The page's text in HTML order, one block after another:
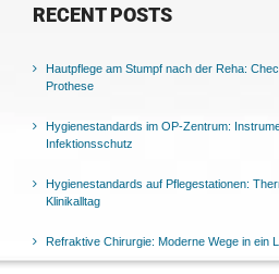
RECENT POSTS
Hautpflege am Stumpf nach der Reha:
Prothese
Hygienestandards im OP-Zentrum:
Infektionsschutz
Hygienestandards auf Pflegestationen:
Klinikalltag
Refraktive Chirurgie: Moderne Wege in ein